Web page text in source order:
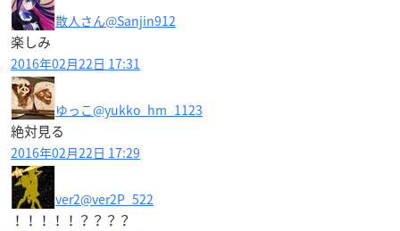
散人さん@Sanjin912
楽しみ
2016年02月22日 17:31
ゆっこ@yukko_hm_1123
絶対見る
2016年02月22日 17:29
ver2@ver2P_522
！！！！！？？？？